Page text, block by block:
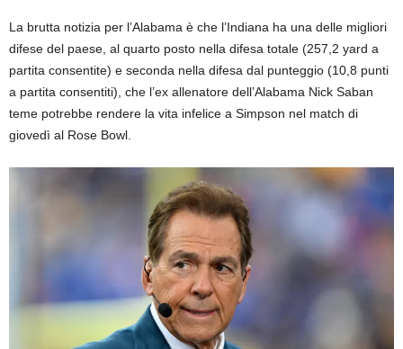
La brutta notizia per l’Alabama è che l’Indiana ha una delle migliori
difese del paese, al quarto posto nella difesa totale (257,2 yard a
partita consentite) e seconda nella difesa dal punteggio (10,8 punti
a partita consentiti), che l’ex allenatore dell’Alabama Nick Saban
teme potrebbe rendere la vita infelice a Simpson nel match di
giovedì al Rose Bowl.